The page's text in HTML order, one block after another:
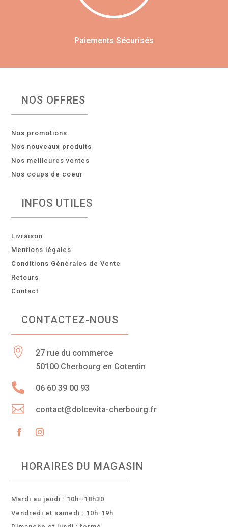
Paiements Sécurisés
NOS OFFRES
Nos promotions
Nos nouveaux produits
Nos meilleures ventes
Nos coups de coeur
INFOS UTILES
Livraison
Mentions légales
Conditions Générales de Vente
Retours
Contact
CONTACTEZ-NOUS

27 rue du commerce
50100 Cherbourg en Cotentin
 06 60 39 00 93
 contact@dolcevita-cherbourg.fr
HORAIRES DU MAGASIN
Mardi au jeudi : 10h–18h30
Vendredi et samedi : 10h-19h